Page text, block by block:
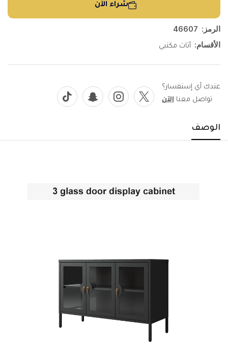
شراء الآن
الرمز: 46607
الأقسام: أثاث مكتبي
عندك أي إستفسار؟
تواصل معنا الآن
الوصف